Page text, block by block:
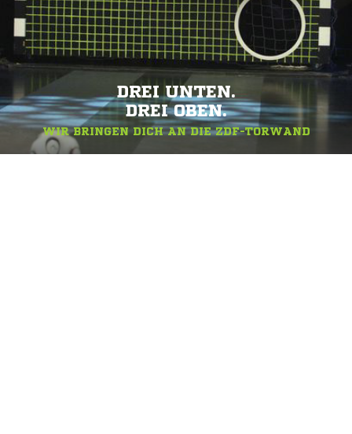
DREI UNTEN.
DREI OBEN.
WIR BRINGEN DICH AN DIE ZDF-TORWAND